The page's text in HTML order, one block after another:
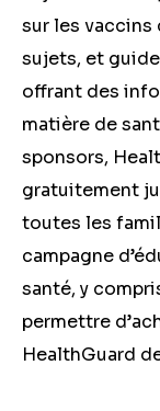
sur les vaccins
sujets, et
offrant des
matière de
sponsors,
gratuitement
toutes les
campagne
santé, y
permettre
HealthGuard